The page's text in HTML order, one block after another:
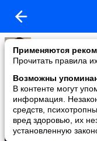
Применяются
Прочитать правила
Возможны
В контенте могут
информация.
средств,
вред здоровью, их
установленную
Ларик
added a photo
10 Jan в 01:16